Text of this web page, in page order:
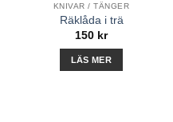
KNIVAR / TÄNGER
Räklåda i trä
150 kr
LÄS MER